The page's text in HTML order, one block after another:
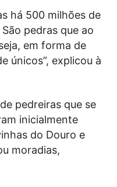
há 500 milhões de
pedras que ao
em forma de
únicos”, explicou à
pedreiras que se
inicialmente
do Douro e
moradias,